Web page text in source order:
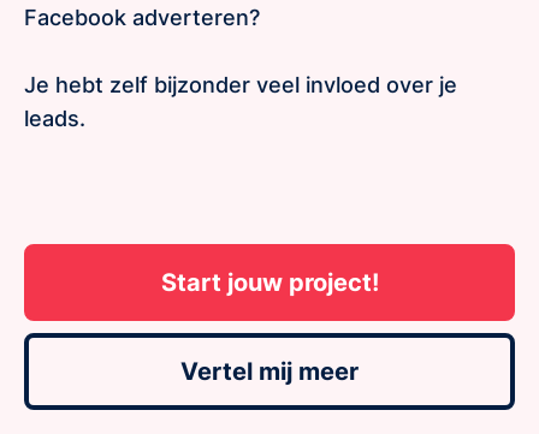
Facebook adverteren?
Je hebt zelf bijzonder veel invloed over je
leads.
Start jouw project!
Vertel mij meer